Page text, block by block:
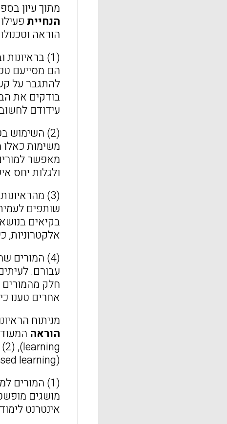
מתוך עיון
הנחיית
הוראה
(1) בראיונות ובתצפיות נמצא כי המורים רואים את עצמם
הם מסייעם
להתגבר על
בודקים את
עידודם
(2) השימוש
משימות כאלו
מאפשר
ולגלות יחס
(3) מהראיונות ומהתצפיות עולה כי המורים רואים עצמם
שותפים
בקיאים
אלקטרוניות,
(4) המורים
עבורם.
חלק
אחרים טענו
מניתוח
הוראה
learning), (2) למידה המבוססת על
(inquiry-based learning) ו-(4)
(1) המורים למדעים אשר השתתפו במחקר השתמשו
מושגים
אינטרנט